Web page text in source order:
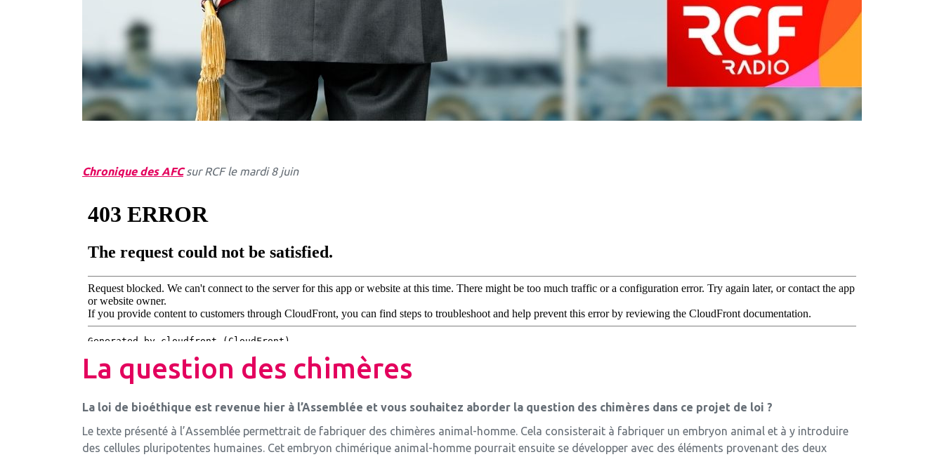
Chronique des AFCsur RCF le mardi 8 juin
La question des chimères
La loi de bioéthique est revenue hier à l’Assemblée et vous souhaitez aborder la question des chimères dans ce projet de loi ?
Le texte présenté à l’Assemblée permettrait de fabriquer des chimères animal-homme. Cela consisterait à fabriquer un embryon animal et à y introduire
des cellules pluripotentes humaines. Cet embryon chimérique animal-homme pourrait ensuite se développer avec des éléments provenant des deux